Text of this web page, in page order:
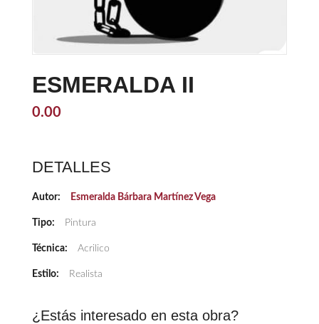
ESMERALDA II
0.00
DETALLES
Autor: Esmeralda Bárbara Martínez Vega
Tipo: Pintura
Técnica: Acrilico
Estilo: Realista
¿Estás interesado en esta obra?